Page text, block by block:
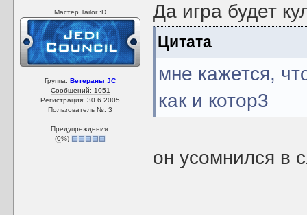
Мастер Tailor :D
Группа:Ветераны JC
Сообщений: 1051
Регистрация: 30.6.2005
Пользователь №: 3
Предупреждения:
(0%)
Да игра будет
Цитата
мне кажется,
как и котор3
он усомнился в